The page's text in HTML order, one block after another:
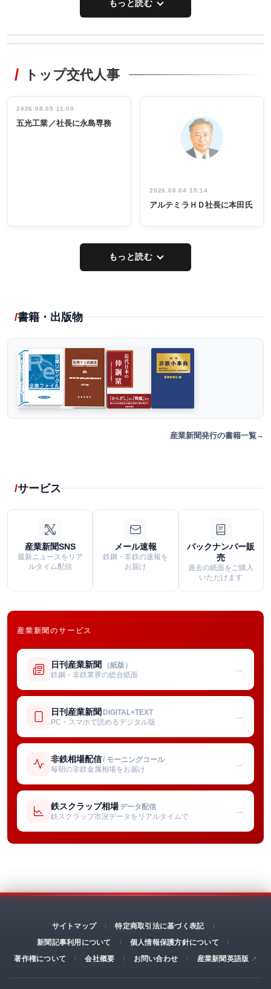
もっと読む
非鉄業界で
インタビュ
ー／社内ア
タックトレー
祝う 業界関
係者ら220人
出席
トップ交代人事
2026.08.05 11:00
五光工業／社長に永島専務
2026.08.04 15:14
アルテミラＨＤ社長に本田氏
もっと読む
書籍・出版物
産業新聞発行の書籍一覧
サービス
産業新聞SNS
最新ニュースをリア
ルタイム配信
メール速報
鉄鋼・非鉄の速報を
お届け
バックナンバー販
売
過去の紙面をご購入
いただけます
産業新聞のサービス
日刊産業新聞 （紙版）
鉄鋼・非鉄業界の総合紙面
→
日刊産業新聞 DIGITAL+TEXT
PC・スマホで読めるデジタル版
→
非鉄相場配信/ モーニングコール
毎朝の非鉄金属相場をお届け
→
鉄スクラップ相場 データ配信
鉄スクラップ市況データをリアルタイムで
→
サイトマップ
特定商取引法に基づく表記
新聞記事利用について
個人情報保護方針について
著作権について
会社概要 お問い合わせ 産業新聞英語版